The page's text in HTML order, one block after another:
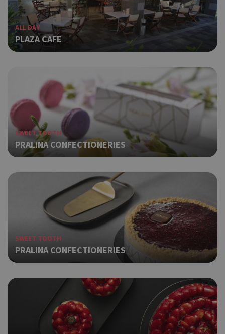
ALL DAY
PLAZA CAFE
SWEET TOOTH
PRALINA CONFECTIONERIES
SWEET TOOTH
PRALINA CONFECTIONERIES